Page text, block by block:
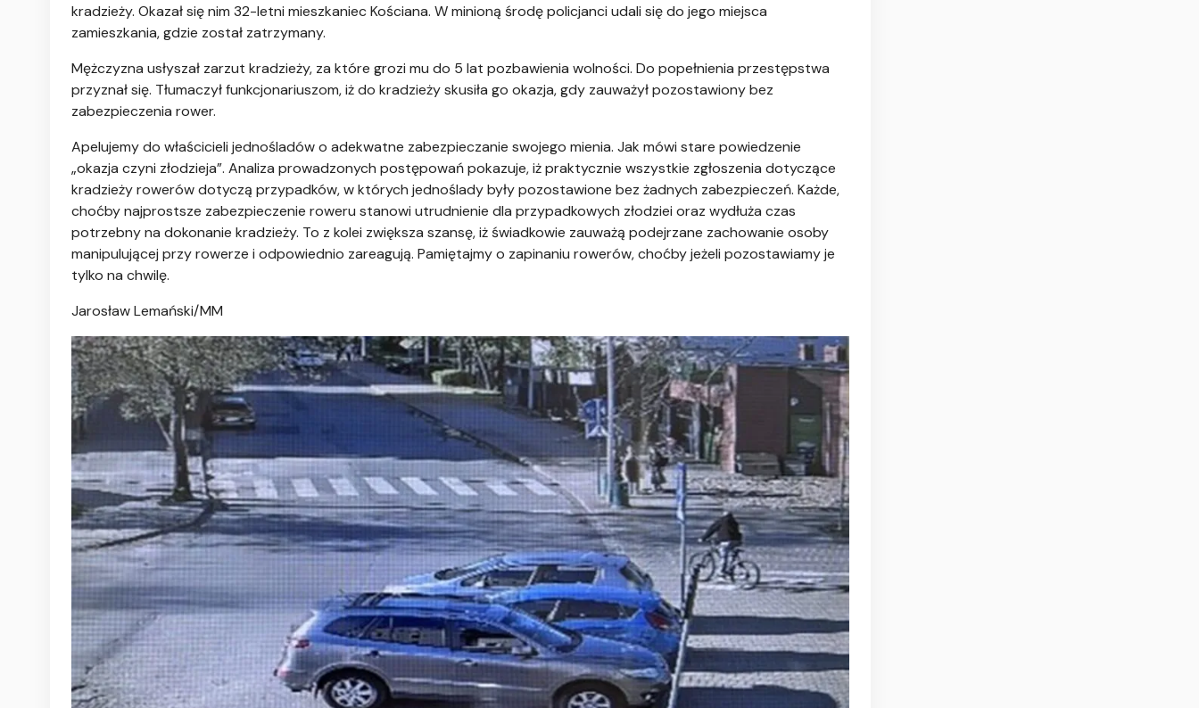
kradzieży. Okazał się nim 32-letni mieszkaniec Kościana. W minioną środę policjanci udali się do jego miejsca
zamieszkania, gdzie został zatrzymany.
Mężczyzna usłyszał zarzut kradzieży, za które grozi mu do 5 lat pozbawienia wolności. Do popełnienia przestępstwa
przyznał się. Tłumaczył funkcjonariuszom, iż do kradzieży skusiła go okazja, gdy zauważył pozostawiony bez
zabezpieczenia rower.
Apelujemy do właścicieli jednośladów o adekwatne zabezpieczanie swojego mienia. Jak mówi stare powiedzenie
„okazja czyni złodzieja”. Analiza prowadzonych postępowań pokazuje, iż praktycznie wszystkie zgłoszenia dotyczące
kradzieży rowerów dotyczą przypadków, w których jednoślady były pozostawione bez żadnych zabezpieczeń. Każde,
choćby najprostsze zabezpieczenie roweru stanowi utrudnienie dla przypadkowych złodziei oraz wydłuża czas
potrzebny na dokonanie kradzieży. To z kolei zwiększa szansę, iż świadkowie zauważą podejrzane zachowanie osoby
manipulującej przy rowerze i odpowiednio zareagują. Pamiętajmy o zapinaniu rowerów, choćby jeżeli pozostawiamy je
tylko na chwilę.
Jarosław Lemański/MM